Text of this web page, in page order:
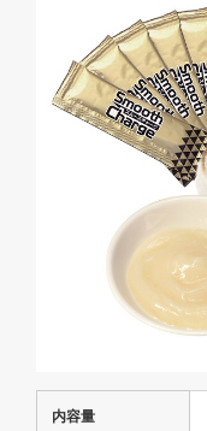
内容量